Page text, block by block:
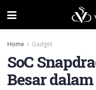
Home Gadget
SoC
Besar